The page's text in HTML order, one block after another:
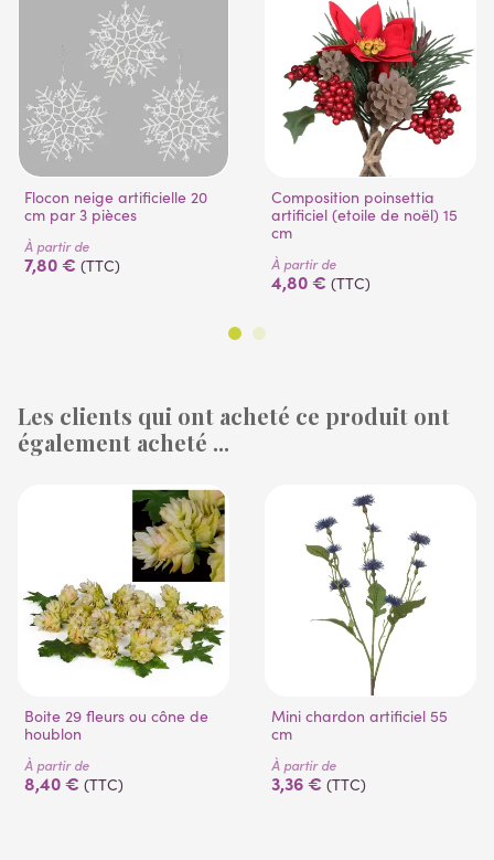
Flocon neige artificielle 20
cm par 3 pièces
À partir de
7,80 € (TTC)
Composition poinsettia
artificiel (etoile de noël) 15
cm
À partir de
4,80 € (TTC)
Les clients qui ont acheté ce produit ont
également acheté ...
Boite 29 fleurs ou cône de
houblon
À partir de
8,40 € (TTC)
Mini chardon artificiel 55
cm
À partir de
3,36 € (TTC)